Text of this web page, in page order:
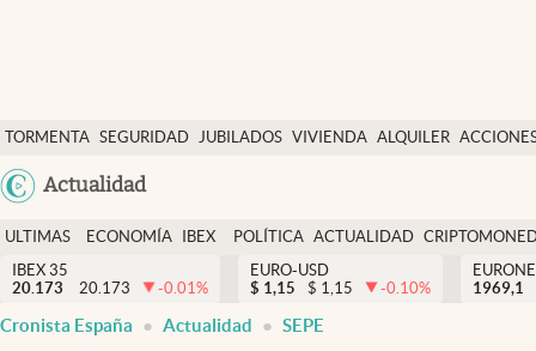
TORMENTA SEGURIDAD JUBILADOS VIVIENDA ALQUILER
USA
Actualidad
Economía y finanzas
Política
Actualidad
Criptomonedas
España
ULTIMAS
NOTICIAS
ECONOMÍA
FINANZAS
IBEX
EURO
POLÍTICA ACTUALIDAD
IBEX 35
20.173
20.173 -0.01%
EURO-USD
$ 1,15 $ 1,15 -0.10%
1969,1
Cronista España Actualidad SEPE